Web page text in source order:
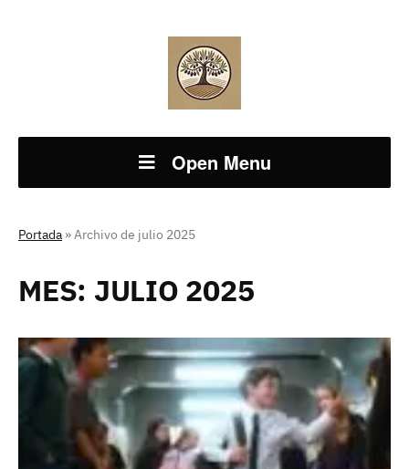
Open Menu
Portada »Archivo de julio 2025
MES: JULIO 2025